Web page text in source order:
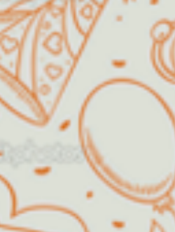
assim como
chá de
dentre outros.
a sua visita
momento especial